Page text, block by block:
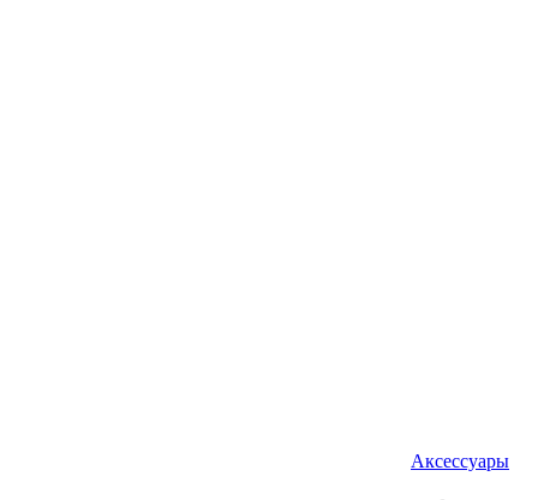
Аксессуары